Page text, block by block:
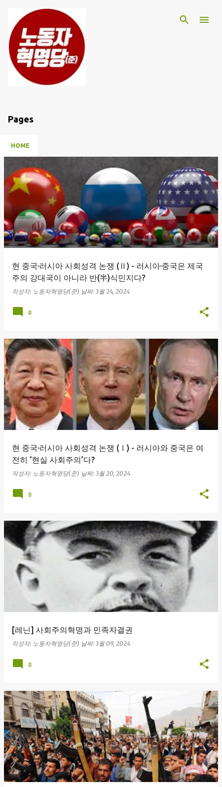
Pages
HOME
글
현 중국·러시아 사회성격 논쟁 (Ⅱ) - 러시아·중국은 제국
주의 강대국이 아니라 반(半)식민지다?
작성자: 노동자혁명당(준) 날짜: 3월 24, 2024
0
현 중국·러시아 사회성격 논쟁 (Ⅰ) - 러시아와 중국은 여
전히 ‘현실 사회주의’다?
작성자: 노동자혁명당(준) 날짜: 3월 20, 2024
0
[레닌] 사회주의혁명과 민족자결권
작성자: 노동자혁명당(준) 날짜: 3월 09, 2024
0